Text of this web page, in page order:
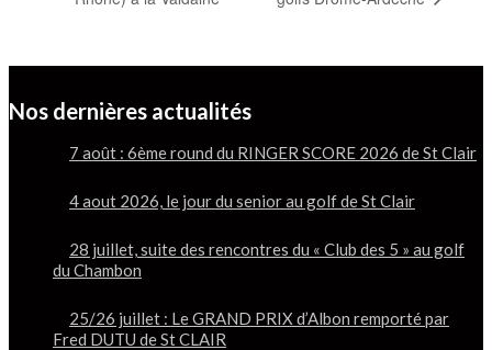
Nos dernières actualités
7 août : 6ème round du RINGER SCORE 2026 de St Clair
4 aout 2026, le jour du senior au golf de St Clair
28 juillet, suite des rencontres du « Club des 5 » au golf
du Chambon
25/26 juillet : Le GRAND PRIX d’Albon remporté par
Fred DUTU de St CLAIR